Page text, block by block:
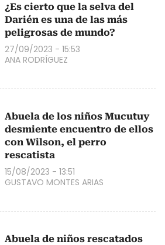
¿Es cierto que la selva del
Darién es una de las más
peligrosas de mundo?
27/09/2023 - 15:53
ANA RODRÍGUEZ
Abuela de los niños Mucutuy
desmiente encuentro de ellos
con Wilson, el perro
rescatista
15/08/2023 - 13:51
GUSTAVO MONTES ARIAS
Abuela de niños rescatados